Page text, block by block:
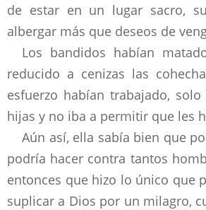
de estar en un lugar sacro,
albergar más que deseos de
Los bandidos habían
reducido a cenizas las
esfuerzo habían trabajado,
hijas y no iba a permitir que les
Aún así, ella sabía bien que
podría hacer contra tantos
entonces que hizo lo único que
suplicar a Dios por un milagro,